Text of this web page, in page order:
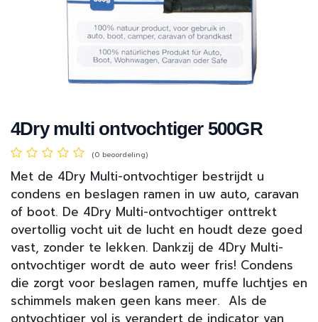
4Dry multi ontvochtiger 500GR
(0 beoordeling)
Met de 4Dry Multi-ontvochtiger bestrijdt u
condens en beslagen ramen in uw auto, caravan
of boot. De 4Dry Multi-ontvochtiger onttrekt
overtollig vocht uit de lucht en houdt deze goed
vast, zonder te lekken. Dankzij de 4Dry Multi-
ontvochtiger wordt de auto weer fris! Condens
die zorgt voor beslagen ramen, muffe luchtjes en
schimmels maken geen kans meer. Als de